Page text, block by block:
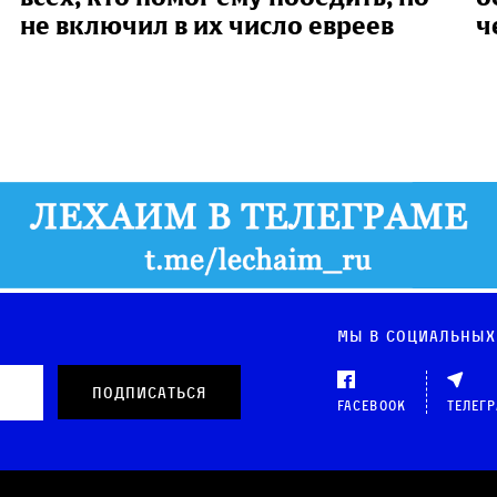
не включил в их число евреев
Мы в социальных
Facebook